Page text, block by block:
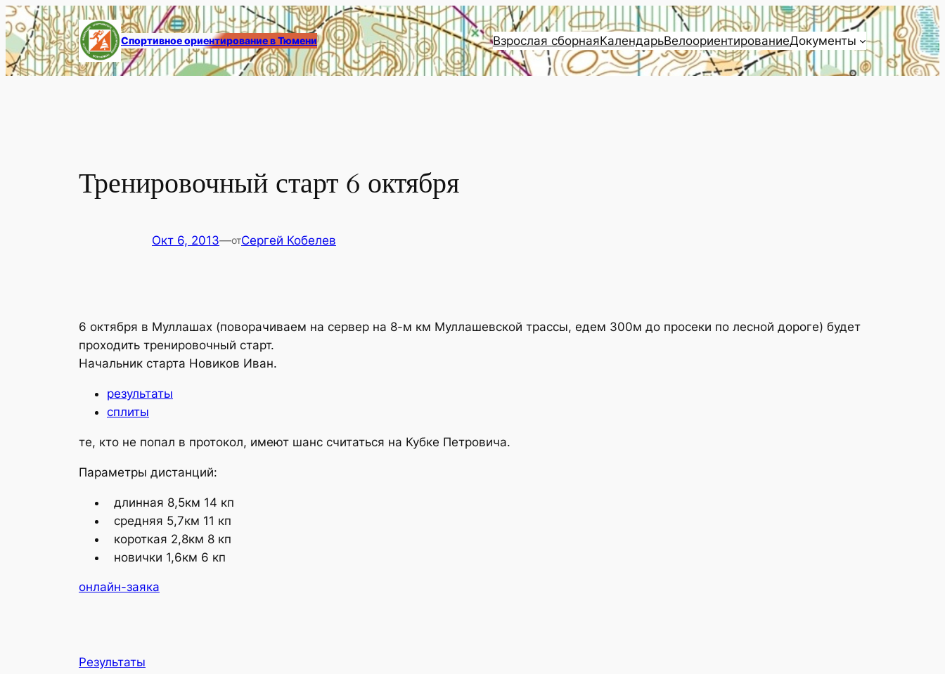
Перейти
к
содержимому
Спортивное ориентирование в Тюмени Взрослая сборнаяКалендарьВелоориентированиеДокументы
Тренировочный старт 6 октября
Окт 6, 2013—отСергей Кобелев
6 октября в Муллашах (поворачиваем на сервер на 8-м км Муллашевской трассы, едем 300м до просеки по лесной дороге) будет
проходить тренировочный старт.
Начальник старта Новиков Иван.
результаты
сплиты
те, кто не попал в протокол, имеют шанс считаться на Кубке Петровича.
Параметры дистанций:
длинная 8,5км 14 кп
средняя 5,7км 11 кп
короткая 2,8км 8 кп
новички 1,6км 6 кп
онлайн-заяка
Результаты